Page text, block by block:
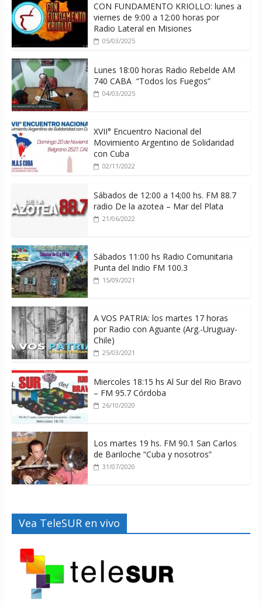
CON FUNDAMENTO KRIOLLO: lunes a
viernes de 9:00 a 12:00 horas por
Radio Lateral en Misiones
05/03/2025
Lunes 18:00 horas Radio Rebelde AM
740 CABA “Todos los Fuegos”
04/03/2025
XVII° Encuentro Nacional del
Movimiento Argentino de Solidaridad
con Cuba
02/11/2022
Sábados de 12:00 a 14;00 hs. FM 88.7
radio De la azotea – Mar del Plata
21/06/2022
Sábados 11:00 hs Radio Comunitaria
Punta del Indio FM 100.3
15/09/2021
A VOS PATRIA: los martes 17 horas
por Radio con Aguante (Arg.-Uruguay-
Chile)
25/03/2021
Miercoles 18:15 hs Al Sur del Rio Bravo
– FM 95.7 Córdoba
26/10/2020
Los martes 19 hs. FM 90.1 San Carlos
de Bariloche “Cuba y nosotros”
31/07/2020
Vea TeleSUR en vivo